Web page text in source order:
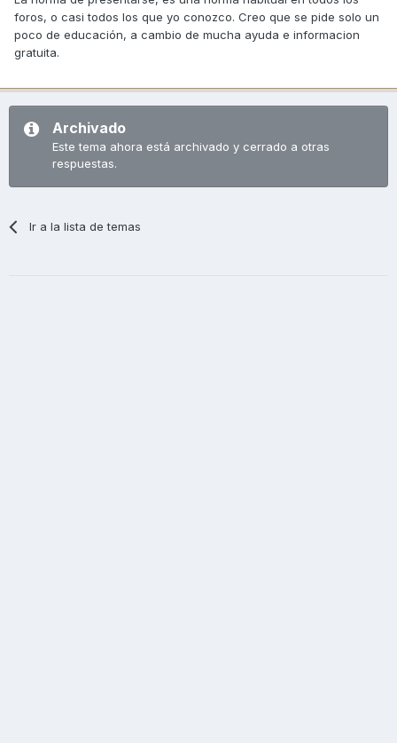
foros, o casi todos los que yo conozco. Creo que se pide solo un
poco de educación, a cambio de mucha ayuda e informacion
gratuita.
Archivado
Este tema ahora está archivado y cerrado a otras
respuestas.
Ir a la lista de temas